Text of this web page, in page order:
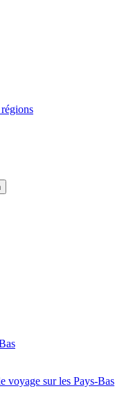
voyage sur les Pays-Bas